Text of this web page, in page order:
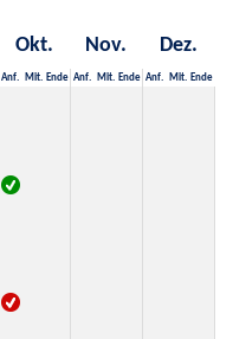
Okt. Nov. Dez.
Anf. Mit. Ende Anf. Mit. Ende Anf. Mit. Ende